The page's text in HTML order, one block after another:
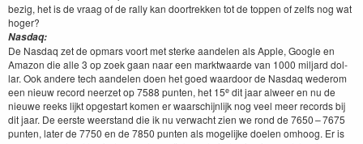
bezig, het is de vraag of de ral­ly kan doortrekken tot de top­pen of zelfs nog wat
hoger?
Nas­daq:
De Nas­daq zet de opmars voort met sterke aan­de­len als Apple, Google en
Ama­zon die alle 3 op zoek gaan naar een mark­t­waarde van 1000 mil­jard dol­
lar. Ook andere tech aan­de­len doen het goed waar­door de Nas­daq wederom
een nieuw record neerzet op7588 pun­ten, het 15e dit jaar alweer en nu de
nieuwe reeks lijkt opges­tart komen er waarschi­jn­lijk nog veel meer records bij
dit jaar. De eerste weer­stand die ik nu verwacht zien we rond de 7650–7675
pun­ten, lat­er de 7750 en de 7850 pun­ten als mogelijke doe­len omhoog. Er is